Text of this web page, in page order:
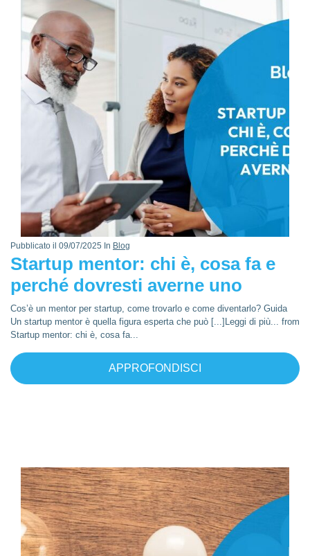
Pubblicato il 09/07/2025 In Blog
Startup mentor: chi è, cosa fa e
perché dovresti averne uno
Cos’è un mentor per startup, come trovarlo e come diventarlo? Guida
Un startup mentor è quella figura esperta che può [...]Leggi di più... from
Startup mentor: chi è, cosa fa...
APPROFONDISCI